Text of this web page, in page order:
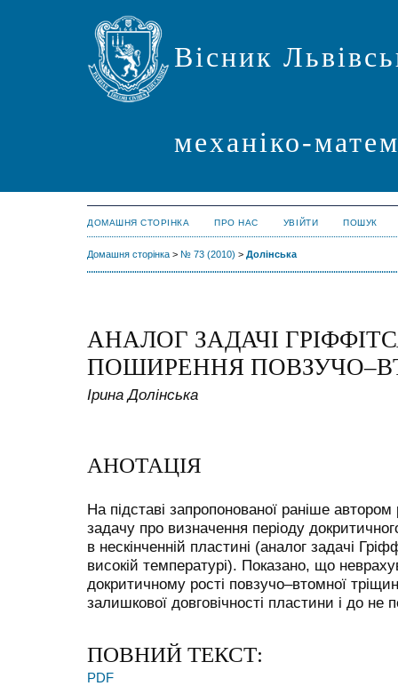
Вісник
механіко-
ДОМАШНЯ СТОРІНКА ПРО НАС УВІЙТИ ПОШУК
Домашня сторінка > № 73 (2010) > Долінська
АНАЛОГ ЗАДАЧІ
ПОШИРЕННЯ
Ірина Долінська
АНОТАЦІЯ
На підставі запропонованої раніше автором
задачу про визначення періоду
в нескінченній пластині (аналог задачі
високій температурі). Показано, що
докритичному рості повзучо–втомної
залишкової довговічності пластини і до не
ПОВНИЙ ТЕКСТ:
PDF